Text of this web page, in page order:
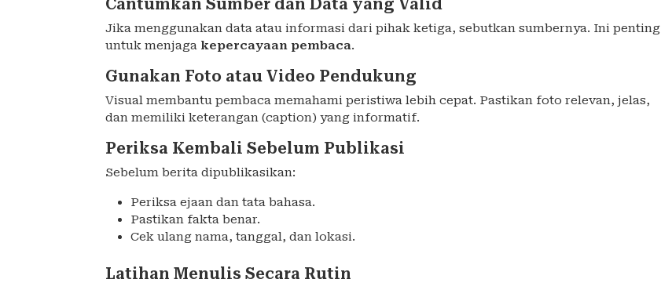
Cantumkan Sumber dan Data yang Valid
Jika menggunakan data atau informasi dari pihak ketiga, sebutkan sumbernya. Ini penting
untuk menjaga kepercayaan pembaca.
Gunakan Foto atau Video Pendukung
Visual membantu pembaca memahami peristiwa lebih cepat. Pastikan foto relevan, jelas,
dan memiliki keterangan (caption) yang informatif.
Periksa Kembali Sebelum Publikasi
Sebelum berita dipublikasikan:
Periksa ejaan dan tata bahasa.
Pastikan fakta benar.
Cek ulang nama, tanggal, dan lokasi.
Latihan Menulis Secara Rutin